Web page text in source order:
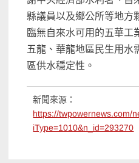
縣議員以及鄉公所等地方
臨無自來水可用的五華工
五龍、華龍地區民生用水
區供水穩定性。
新聞來源：
https://twpowernews.com/
iType=1010&n_id=293270